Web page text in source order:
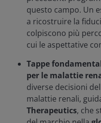
questo campo. Un
a ricostruire la
colpiscono più
cui le aspettative
Tappe
per le malattie
diverse decisioni
malattie renali,
Therapeutics, che